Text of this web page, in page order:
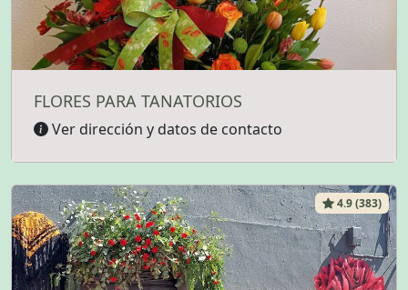
FLORES PARA TANATORIOS
Ver dirección y datos de contacto
4.9 (383)